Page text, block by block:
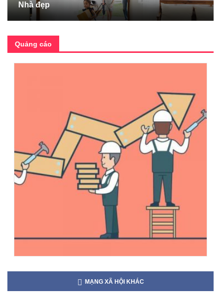
Nhà đẹp
Quảng cáo
MẠNG XÃ HỘI KHÁC